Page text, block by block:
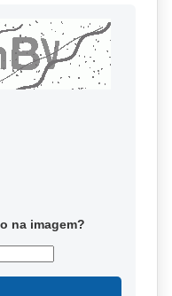
na imagem?